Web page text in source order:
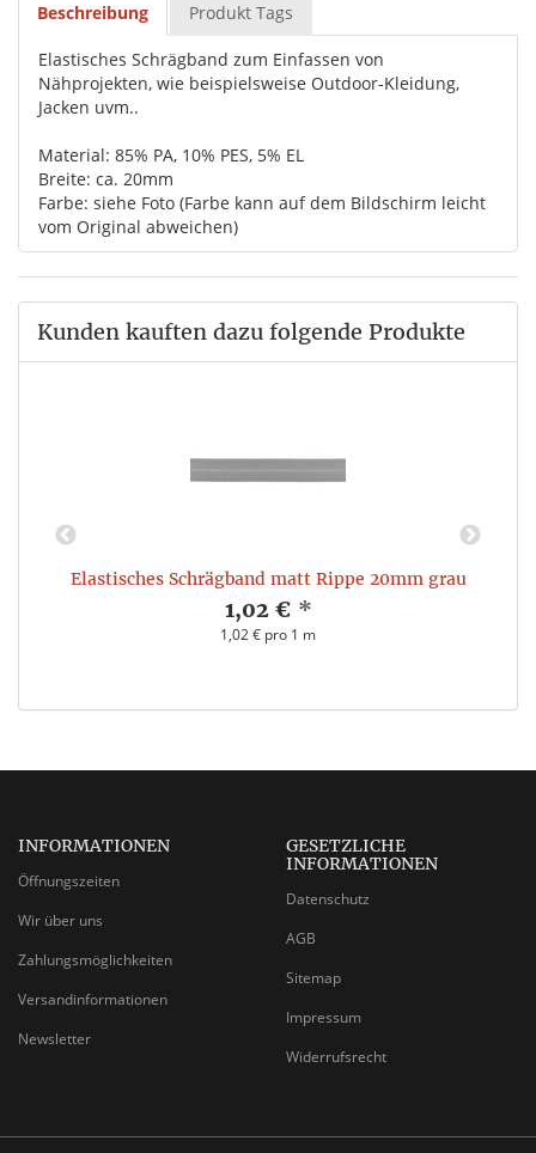
Beschreibung Produkt Tags
Elastisches Schrägband zum Einfassen von
Nähprojekten, wie beispielsweise Outdoor-Kleidung,
Jacken uvm..
Material: 85% PA, 10% PES, 5% EL
Breite: ca. 20mm
Farbe: siehe Foto (Farbe kann auf dem Bildschirm leicht
vom Original abweichen)
Kunden kauften dazu folgende Produkte
Elastisches Schrägband matt Rippe 20mm grau
1,02 € *
1,02 € pro 1 m
INFORMATIONEN
Öffnungszeiten
Wir über uns
Zahlungsmöglichkeiten
Versandinformationen
Newsletter
GESETZLICHE
INFORMATIONEN
Datenschutz
AGB
Sitemap
Impressum
Widerrufsrecht